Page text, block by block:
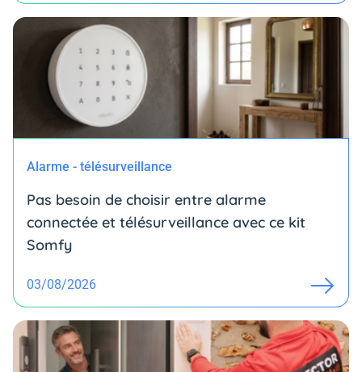
Alarme - télésurveillance
Pas besoin de choisir entre alarme
connectée et télésurveillance avec ce kit
Somfy
03/08/2026